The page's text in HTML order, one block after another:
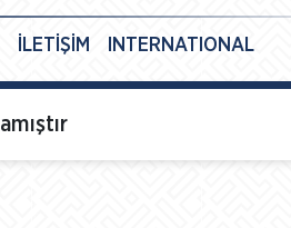
İLETİŞİM INTERNATIONAL